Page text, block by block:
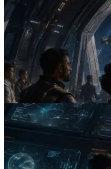
2026.07.04
ERPC 發布支援
— AI Agent 按需為
閱讀此文章